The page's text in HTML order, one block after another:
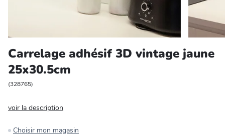
Entretien et rangement
Animalerie
Carrelage adhésif 3D vintage jaune
25x30.5cm
(328765)
voir la description
Choisir mon magasin